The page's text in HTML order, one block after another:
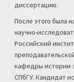
диссертацию.
После этого была
научно-
Российский
кафедры истории
СПбГУ. Кандидат